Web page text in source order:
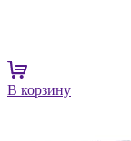
В корзину